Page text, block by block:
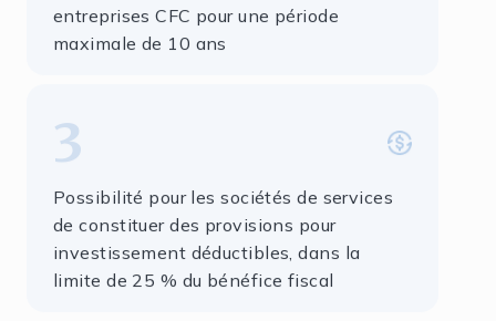
entreprises CFC pour une période
maximale de 10 ans
3
Possibilité pour les sociétés de services
de constituer des provisions pour
investissement déductibles, dans la
limite de 25 % du bénéfice fiscal